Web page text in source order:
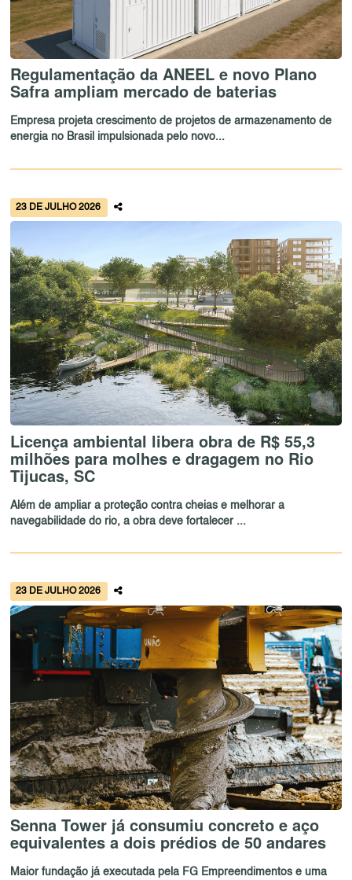
Regulamentação da ANEEL e novo Plano
Safra ampliam mercado de baterias
Empresa projeta crescimento de projetos de armazenamento de
energia no Brasil impulsionada pelo novo...
23 DE JULHO 2026
Licença ambiental libera obra de R$ 55,3
milhões para molhes e dragagem no Rio
Tijucas, SC
Além de ampliar a proteção contra cheias e melhorar a
navegabilidade do rio, a obra deve fortalecer ...
23 DE JULHO 2026
Senna Tower já consumiu concreto e aço
equivalentes a dois prédios de 50 andares
Maior fundação já executada pela FG Empreendimentos e uma